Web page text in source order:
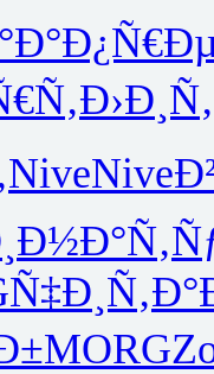
NiveNive
Ñ‡Ð¸Ñ‚Ð°
MORG